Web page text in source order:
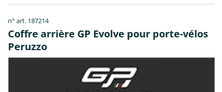
n° art. 187214
Coffre arrière GP Evolve pour porte-vélos
Peruzzo